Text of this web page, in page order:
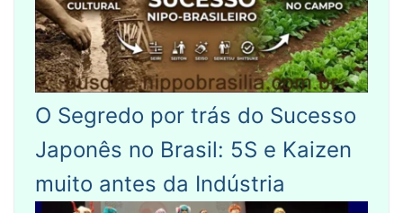
O Segredo por trás do Sucesso
Japonês no Brasil: 5S e Kaizen
muito antes da Indústria